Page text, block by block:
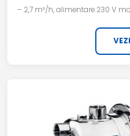
– 2,7 m³/h, alimentare 230 V